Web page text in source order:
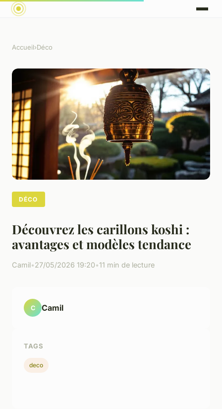
Accueil›Déco
DÉCO
Découvrez les carillons koshi :
avantages et modèles tendance
Camil•27/05/2026 19:20•11 min de lecture
C Camil
TAGS
deco